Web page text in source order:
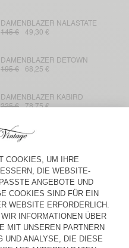
DAMENBLAZER NALASTATE
145 €
49,30 €
DAMENBLAZER DETOWN
195 €
68,25 €
DAMENBLAZER KABIRD
225 €
78,75 €
DAMENBLAZER KABIRD
250 €
DAMENBLAZER DETOWN
175 €
61,25 €
UNISEXJACKE TINEBOROW
160 €
56 €
DAMENJACKE RYGYBAY